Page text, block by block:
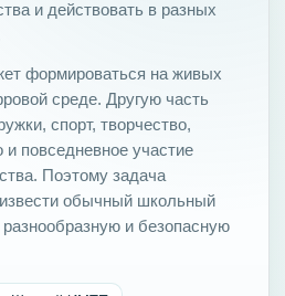
и действовать в разных
формироваться на живых
среде. Другую часть
спорт, творчество,
и повседневное участие
Поэтому задача
обычный школьный
и безопасную